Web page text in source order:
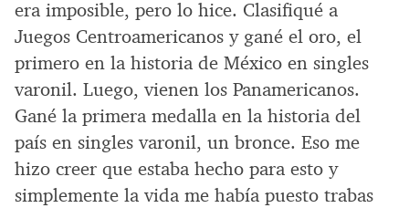
era imposible, pero lo hice. Clasifiqué a
Juegos Centroamericanos y gané el oro, el
primero en la historia de México en singles
varonil. Luego, vienen los Panamericanos.
Gané la primera medalla en la historia del
país en singles varonil, un bronce. Eso me
hizo creer que estaba hecho para esto y
simplemente la vida me había puesto trabas